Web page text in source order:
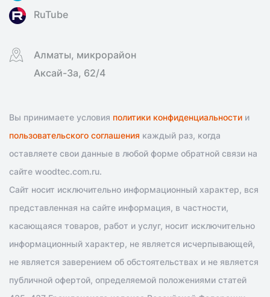
RuTube
Алматы, микрорайон
Аксай-3а, 62/4
Вы принимаете условия политики конфиденциальности и
пользовательского соглашения каждый раз, когда
оставляете свои данные в любой форме обратной связи на
сайте woodtec.com.ru.
Сайт носит исключительно информационный характер, вся
представленная на сайте информация, в частности,
касающаяся товаров, работ и услуг, носит исключительно
информационный характер, не является исчерпывающей,
не является заверением об обстоятельствах и не является
публичной офертой, определяемой положениями статей